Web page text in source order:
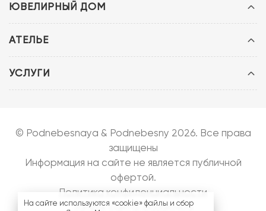
ЮВЕЛИРНЫЙ ДОМ
АТЕЛЬЕ
УСЛУГИ
© Podnebesnaya & Podnebesny 2026. Все права
защищены
Информация на сайте не является публичной
офертой.
Политика конфиденциальности
Запуск сайта:bazarow.ru
На сайте используются «cookie» файлы и сбор